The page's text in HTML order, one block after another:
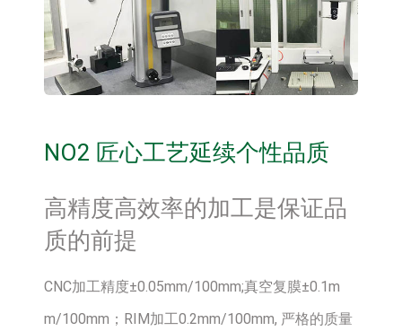
NO2 匠心工艺延续个性品质
高精度高效率的加工是保证品
质的前提
CNC加工精度±0.05mm/100mm;真空复膜±0.1m
m/100mm；RIM加工0.2mm/100mm, 严格的质量